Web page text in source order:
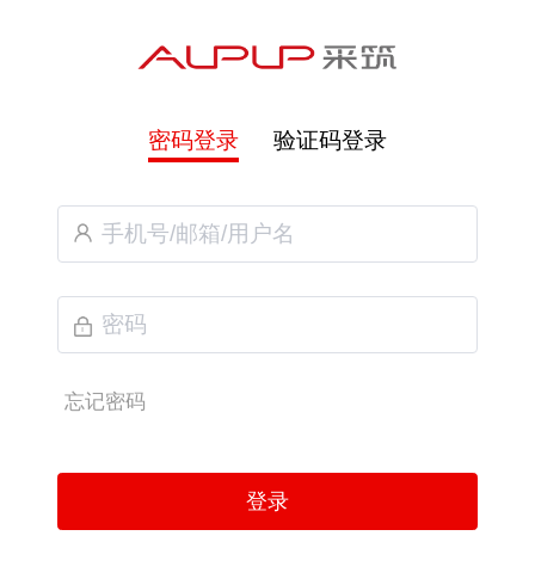
密码登录 验证码登录
忘记密码
登录